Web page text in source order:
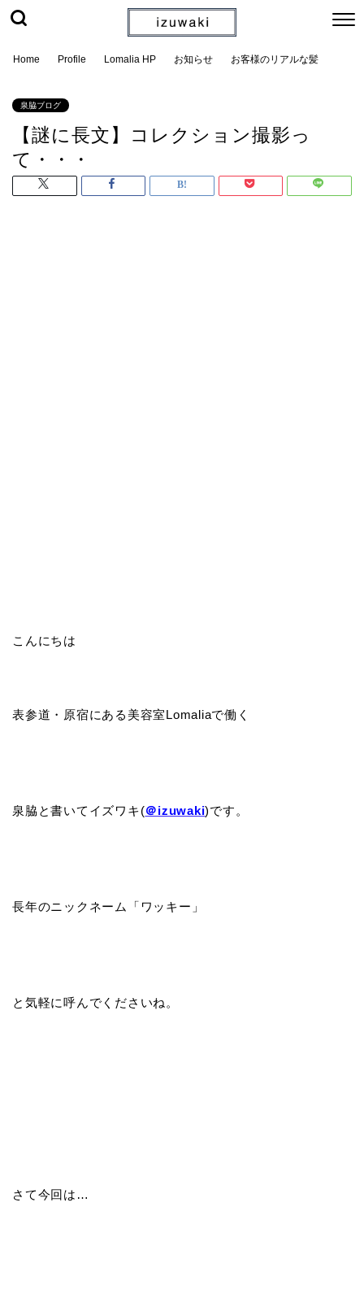
Home Profile Lomalia HP お知らせ お客様のリアルな髪
泉脇ブログ
【謎に長文】コレクション撮影っ
て・・・
こんにちは
表参道・原宿にある美容室Lomaliaで働く
泉脇と書いてイズワキ(＠izuwaki)です。
長年のニックネーム「ワッキー」
と気軽に呼んでくださいね。
さて今回は…